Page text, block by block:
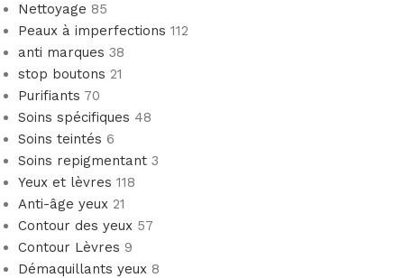
Nettoyage 85
Peaux à imperfections 112
anti marques 38
stop boutons 21
Purifiants 70
Soins spécifiques 48
Soins teintés 6
Soins repigmentant 3
Yeux et lèvres 118
Anti-âge yeux 21
Contour des yeux 57
Contour Lèvres 9
Démaquillants yeux 8